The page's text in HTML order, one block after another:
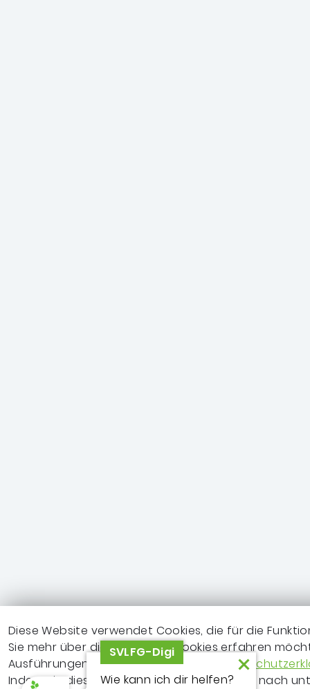
Diese Website verwendet Cookies, die für die
Sie mehr über die genutzten Cookies erfahren
Ausführungen zu Cookies in unserer
Indem Sie dieses Banner schließen, die Seite nach
SVLFG-Digi
Wie kann ich dir helfen?